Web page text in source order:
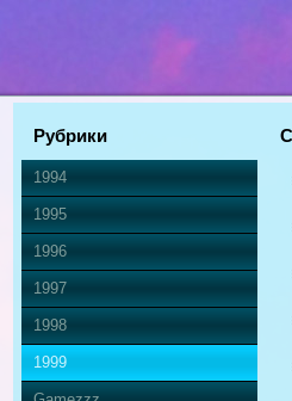
Рубрики
1994
1995
1996
1997
1998
1999